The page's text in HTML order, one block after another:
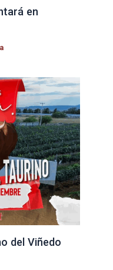
en
del Viñedo